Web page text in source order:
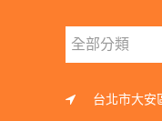
台北市大安